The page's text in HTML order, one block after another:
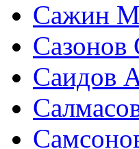
Сажин
Сазонов
Саидов